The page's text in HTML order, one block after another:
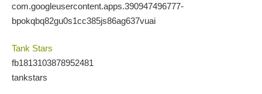
com.googleusercontent.apps.390947496777-
bpokqbq82gu0s1cc385js86ag637vuai
Tank Stars
fb1813103878952481
tankstars